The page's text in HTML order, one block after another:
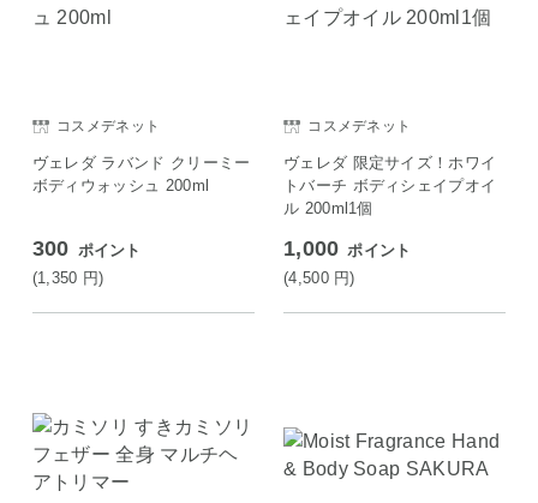
コスメデネット
ヴェレダ ラバンド クリーミー
ボディウォッシュ 200ml
300 ポイント
(1,350 円)
コスメデネット
ヴェレダ 限定サイズ！ホワイ
トバーチ ボディシェイプオイ
ル 200ml1個
1,000 ポイント
(4,500 円)